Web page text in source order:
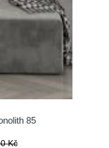
85
Kč